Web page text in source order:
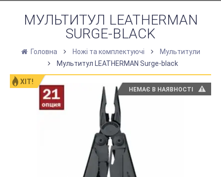
МУЛЬТИТУЛ LEATHERMAN
SURGE-BLACK
Головна Ножі та комплектуючі
Мультитули
Мультитул LEATHERMAN Surge-black
ХІТ!
НЕМАЄ В НАЯВНОСТІ